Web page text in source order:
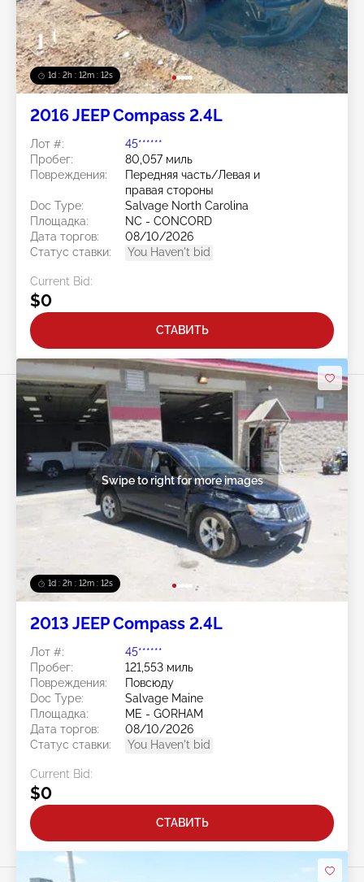
1d : 2h : 12m : 10s
2016 JEEP Compass 2.4L
Лот #:
45******
Пробег:
80,057 миль
Повреждения:
Передняя часть/Левая и
правая стороны
Doc Type:
Salvage North Carolina
Площадка:
NC - CONCORD
Дата торгов:
08/10/2026
Статус ставки:
You Haven't bid
Current Bid:
$0
СТАВИТЬ
1d : 2h : 12m : 10s
Swipe to right for more images
2013 JEEP Compass 2.4L
Лот #:
45******
Пробег:
121,553 миль
Повреждения:
Повсюду
Doc Type:
Salvage Maine
Площадка:
ME - GORHAM
Дата торгов:
08/10/2026
Статус ставки:
You Haven't bid
Current Bid:
$0
СТАВИТЬ